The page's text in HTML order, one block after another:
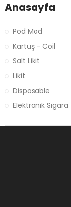
Anasayfa
Pod Mod
Kartuş - Coil
Salt Likit
Likit
Disposable
Elektronik Sigara